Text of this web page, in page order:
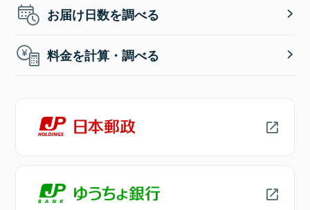
お届け日数を調べる
料金を計算・調べる